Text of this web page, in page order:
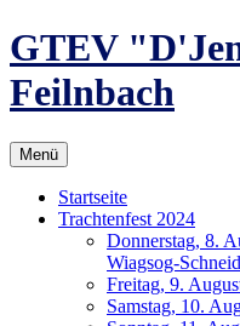
Zum
Inhalt
springen
GTEV
Feilnbach
Menü
Startseite
Trachtenfest 2024
Donnerstag, 8.
Wiagsog-
Freitag, 9.
Samstag, 10.